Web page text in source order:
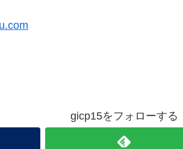
gicp15をフォローする